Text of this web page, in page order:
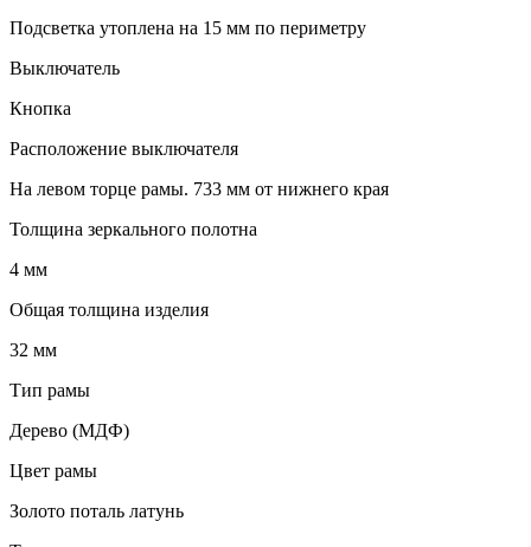
Подсветка утоплена на 15 мм по периметру
Выключатель
Кнопка
Расположение выключателя
На левом торце рамы. 733 мм от нижнего края
Толщина зеркального полотна
4 мм
Общая толщина изделия
32 мм
Тип рамы
Дерево (МДФ)
Цвет рамы
Золото поталь латунь